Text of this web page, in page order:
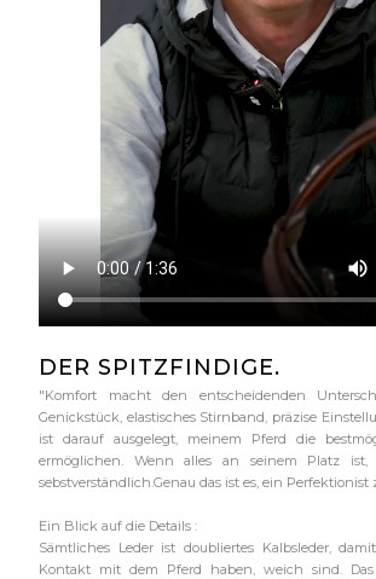
DER SPITZFINDIGE.
"Komfort macht den entscheidenden
Genickstück, elastisches Stirnband, präzise
ist darauf ausgelegt, meinem Pferd die
ermöglichen. Wenn alles an seinem Platz
sebstverständlich.Genau das ist es, ein Perfektionist
Ein Blick auf die Details :
Sämtliches Leder ist doubliertes Kalbsleder,
Kontakt mit dem Pferd haben, weich sind. Das